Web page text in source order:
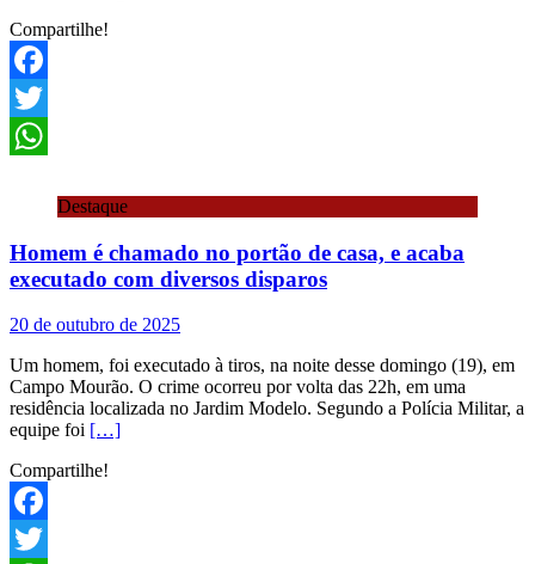
Compartilhe!
Facebook
Twitter
Destaque
Homem é chamado no portão de casa, e acaba
executado com diversos disparos
20 de outubro de 2025
Um homem, foi executado à tiros, na noite desse domingo (19), em
Campo Mourão. O crime ocorreu por volta das 22h, em uma
residência localizada no Jardim Modelo. Segundo a Polícia Militar, a
equipe foi […]
Compartilhe!
Facebook